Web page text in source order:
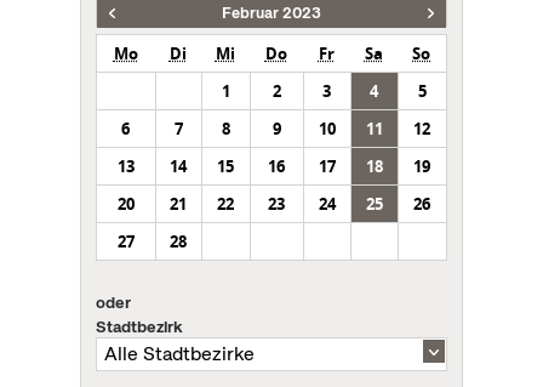
Februar 2023
Mo Di Mi Do Fr Sa
So
1
2 3 4
5
6
7 8 9 10 11
12
13
14 15 16 17 18
19
20
21 22 23 24 25
26
27
28
oder
Stadtbezirk